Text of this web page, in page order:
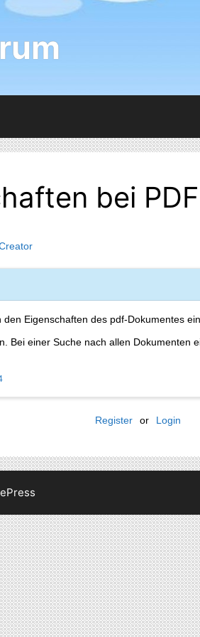
bei
Eigenschaften des pdf-Dokumentes
Bei einer Suche nach allen Dokumenten
Register or Login